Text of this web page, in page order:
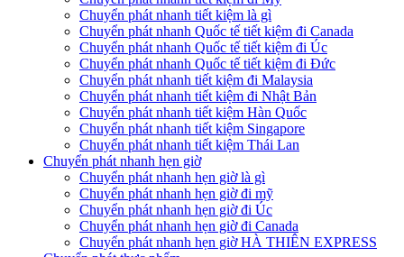
Chuyển phát nhanh tiết kiệm là gì
Chuyển phát nhanh Quốc tế tiết kiệm đi Canada
Chuyển phát nhanh Quốc tế tiết kiệm đi Úc
Chuyển phát nhanh Quốc tế tiết kiệm đi Đức
Chuyển phát nhanh tiết kiệm đi Malaysia
Chuyển phát nhanh tiết kiệm đi Nhật Bản
Chuyển phát nhanh tiết kiệm Hàn Quốc
Chuyển phát nhanh tiết kiệm Singapore
Chuyển phát nhanh tiết kiệm Thái Lan
Chuyển phát nhanh hẹn giờ
Chuyển phát nhanh hẹn giờ là gì
Chuyển phát nhanh hẹn giờ đi mỹ
Chuyển phát nhanh hẹn giờ đi Úc
Chuyển phát nhanh hẹn giờ đi Canada
Chuyển phát nhanh hẹn giờ HÀ THIÊN EXPRESS